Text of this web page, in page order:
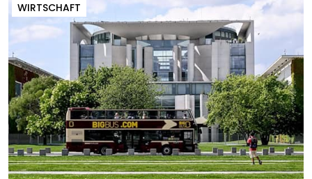
WIRTSCHAFT